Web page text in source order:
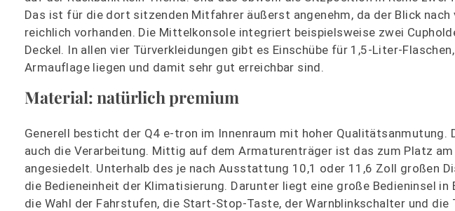
Das ist für die dort sitzenden Mitfahrer äußerst angenehm, da der Blick
reichlich vorhanden. Die Mittelkonsole integriert beispielsweise zwei
Deckel. In allen vier Türverkleidungen gibt es Einschübe für 1,5-Liter-
Armauflage liegen und damit sehr gut erreichbar sind.
Material: natürlich premium
Generell besticht der Q4 e-tron im Innenraum mit hoher
auch die Verarbeitung. Mittig auf dem Armaturenträger ist das zum Platz
angesiedelt. Unterhalb des je nach Ausstattung 10,1 oder 11,6 Zoll großen
die Bedieneinheit der Klimatisierung. Darunter liegt eine große Bedieninsel
die Wahl der Fahrstufen, die Start-Stop-Taste, der Warnblinkschalter und